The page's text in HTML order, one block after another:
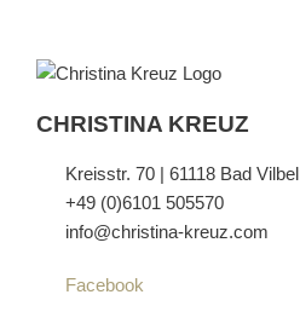
CHRISTINA KREUZ
Kreisstr. 70 | 61118 Bad Vilbel
+49 (0)6101 505570
info@christina-kreuz.com
Facebook